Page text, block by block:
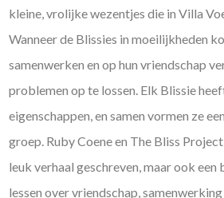
kleine, vrolijke wezentjes die in Villa
Wanneer de Blissies in moeilijkheden
samenwerken en op hun vriendschap
problemen op te lossen. Elk Blissie
eigenschappen, en samen vormen ze
groep. Ruby Coene en The Bliss
leuk verhaal geschreven, maar ook
lessen over vriendschap,